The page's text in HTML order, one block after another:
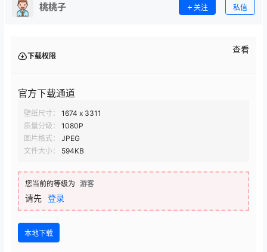
桃桃子 关注 私信
下载权限
查看
官方下载通道
壁纸尺寸：
1674 x 3311
质量分级：
1080P
图片格式：
JPEG
文件大小：
594KB
您当前的等级为 游客
请先 登录
本地下载